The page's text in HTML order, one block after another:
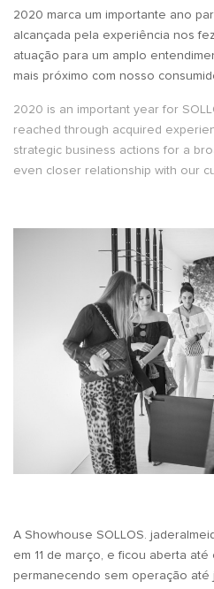
2020 marca um importante ano
alcançada pela experiência nos
atuação para um amplo
mais próximo com nosso
2020 is an important year for
reached through acquired
strategic business actions for a
even closer relationship with our
A Showhouse SOLLOS.
em 11 de março, e ficou aberta até
permanecendo sem operação